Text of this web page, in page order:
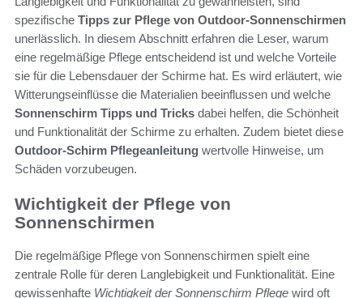
spezifische Tipps zur Pflege von Outdoor-Sonnenschirmen
unerlässlich. In diesem Abschnitt erfahren die Leser, warum
eine regelmäßige Pflege entscheidend ist und welche Vorteile
sie für die Lebensdauer der Schirme hat. Es wird erläutert, wie
Witterungseinflüsse die Materialien beeinflussen und welche
Sonnenschirm Tipps und Tricks dabei helfen, die Schönheit
und Funktionalität der Schirme zu erhalten. Zudem bietet diese
Outdoor-Schirm Pflegeanleitung wertvolle Hinweise, um
Schäden vorzubeugen.
Wichtigkeit der Pflege von
Sonnenschirmen
Die regelmäßige Pflege von Sonnenschirmen spielt eine
zentrale Rolle für deren Langlebigkeit und Funktionalität. Eine
gewissenhafte Wichtigkeit der Sonnenschirm Pflege wird oft